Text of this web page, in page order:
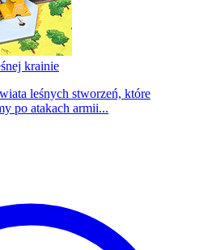
krainie
leśnych stworzeń, które
po atakach armii...